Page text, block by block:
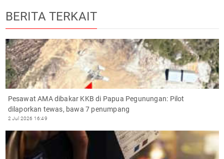
BERITA TERKAIT
Pesawat AMA dibakar KKB di Papua Pegunungan: Pilot
dilaporkan tewas, bawa 7 penumpang
2 Jul 2026 16:49